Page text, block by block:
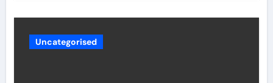
Uncategorised